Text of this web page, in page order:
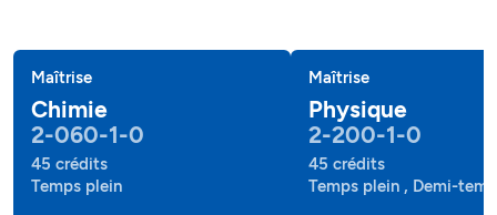
Maîtrise
Chimie
2-060-1-0
45 crédits
Temps plein
Maîtrise
Physique
2-200-1-0
45 crédits
Temps plein , Demi-